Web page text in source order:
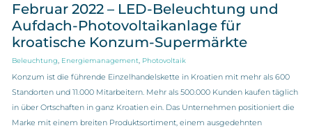
Februar 2022 – LED-Beleuchtung und
Aufdach-Photovoltaikanlage für
kroatische Konzum-Supermärkte
Beleuchtung Energiemanagement Photovoltaik
Konzum ist die führende Einzelhandelskette in Kroatien mit mehr als 600
Standorten und 11.000 Mitarbeitern. Mehr als 500.000 Kunden kaufen täglich
in über Ortschaften in ganz Kroatien ein. Das Unternehmen positioniert die
Marke mit einem breiten Produktsortiment, einem ausgedehnten